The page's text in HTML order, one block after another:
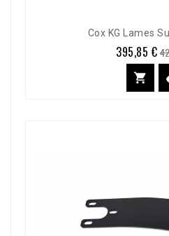
Cox KG Lames
395,85 € de
